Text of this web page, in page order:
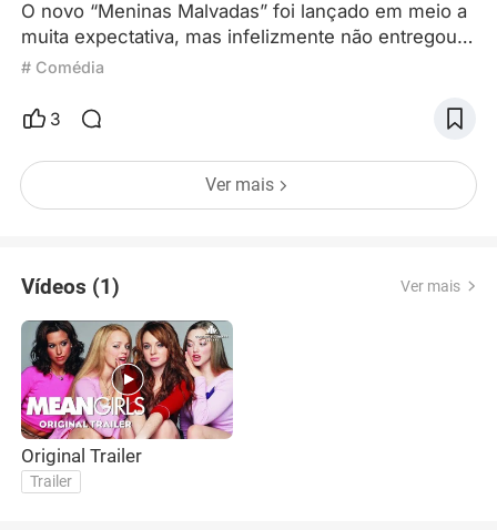
O novo “Meninas Malvadas” foi lançado em meio a
muita expectativa, mas infelizmente não entregou
tudo isso. Digo isso não só porque sou fã do filme
fracasso deste filme está em sua fidelidade
para refletir as características da nova época.
Vamos pensar: o que fez de “Meninas Malvadas”
um filme cult da ge
# Comédia
3
Ver mais
Vídeos (1) Ver mais
Original Trailer
Trailer